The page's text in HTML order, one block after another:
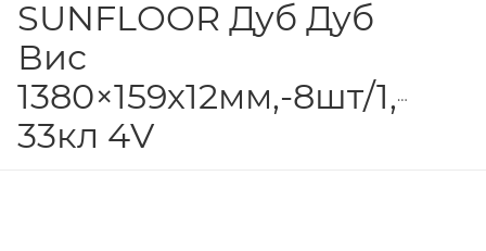
SUNFLOOR Дуб Дуб
Вис
1380×159х12мм,-8шт/
33кл 4V